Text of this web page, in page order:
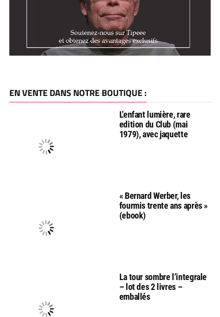
EN VENTE DANS NOTRE BOUTIQUE :
L’enfant lumière, rare
edition du Club (mai
1979), avec jaquette
« Bernard Werber, les
fourmis trente ans après »
(ebook)
La tour sombre l’integrale
– lot des 2 livres –
emballés